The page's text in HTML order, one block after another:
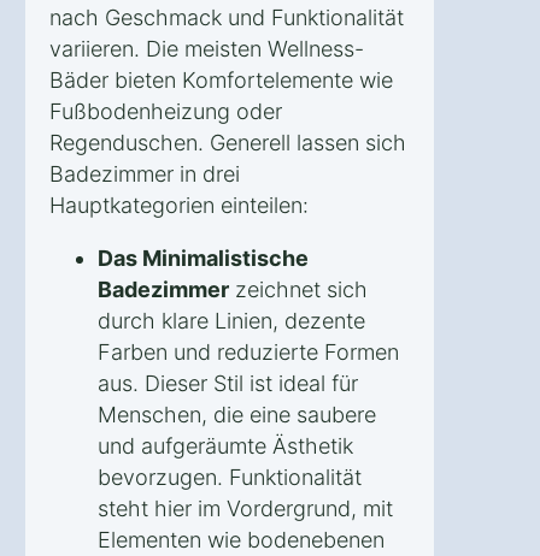
nach Geschmack und Funktionalität
variieren. Die meisten Wellness-
Bäder bieten Komfortelemente wie
Fußbodenheizung oder
Regenduschen. Generell lassen sich
Badezimmer in drei
Hauptkategorien einteilen:
Das Minimalistische
Badezimmer zeichnet sich
durch klare Linien, dezente
Farben und reduzierte Formen
aus. Dieser Stil ist ideal für
Menschen, die eine saubere
und aufgeräumte Ästhetik
bevorzugen. Funktionalität
steht hier im Vordergrund, mit
Elementen wie bodenebenen